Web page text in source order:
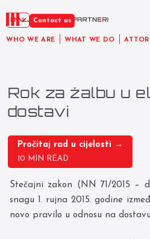
WHO WE ARE WHAT WE DO
EN Contact us
Rok za žalbu u
dostavi
Pročitaj rad u cijelosti →
10 MIN READ
Stečajni zakon (NN 71/2015 –
snagu 1. rujna 2015. godine
novo pravilo u odnosu na